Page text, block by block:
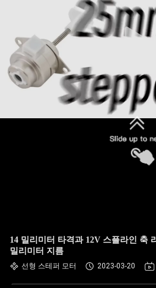
14 밀리미터 타격과 12V 스플라인 축
밀리미터 지름
선형 스테퍼 모터 2023-03-20